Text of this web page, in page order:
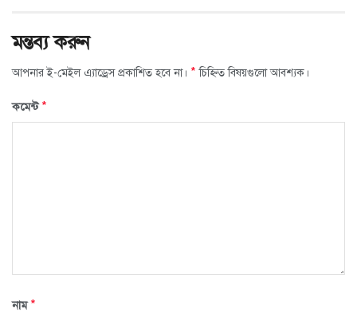
মন্তব্য করুন
আপনার ই-মেইল এ্যাড্রেস প্রকাশিত হবে না। * চিহ্নিত বিষয়গুলো আবশ্যক।
কমেন্ট*
নাম*